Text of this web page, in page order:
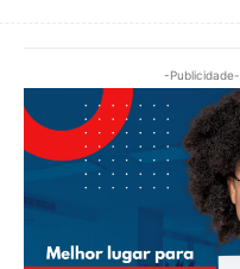
-Publicidade-